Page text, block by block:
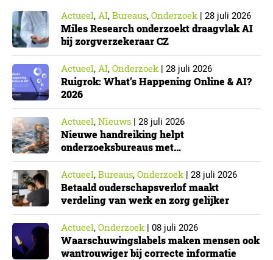
Actueel, AI, Bureaus, Onderzoek| 28 juli 2026
Miles Research onderzoekt draagvlak AI
bij zorgverzekeraar CZ
Actueel, AI, Onderzoek| 28 juli 2026
Ruigrok: What’s Happening Online & AI?
2026
Actueel, Nieuws | 28 juli 2026
Nieuwe handreiking helpt
onderzoeksbureaus met
Cyberbeveiligingswet
Actueel, Bureaus, Onderzoek| 28 juli 2026
Betaald ouderschapsverlof maakt
verdeling van werk en zorg gelijker
Actueel, Onderzoek| 08 juli 2026
Waarschuwingslabels maken mensen ook
wantrouwiger bij correcte informatie